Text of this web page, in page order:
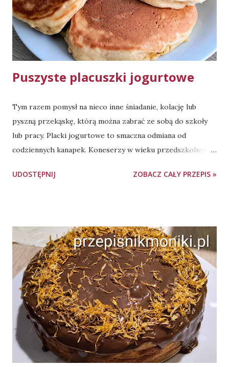
chcemy użyć piersi z indyka, należy wymieszać ją z innym z
wcześniej podanych rodzajów mięsa - pasztet nie będzie
wtedy suchy) 1 pęczek włoszczyzny do 2 l wody 1 łyżka soli
lub przyprawy uniwersalnej 1 płaska łyżeczka pie...
Puszyste placuszki jogurtowe
Tym razem pomysł na nieco inne śniadanie, kolację lub
pyszną przekąskę, którą można zabrać ze sobą do szkoły
lub pracy. Placki jogurtowe to smaczna odmiana od
codziennych kanapek. Koneserzy w wieku przedszkolnym
w towarzystwie dżemu lub syropu klonowego. Z podanych
jajka 1,5 łyżki cukru waniliowego 275 g mąki pszennej (typ
dowolny, użyłam 405) 2,5 łyżeczki proszku do pieczenia 1
płaska łyżeczka sody masło lub olej do przesmarowania
patelni ulubione dodatki (np. dżem, krem czekoladowy,
syrop klonowy) Wykonanie: W większej misce mieszamy
razem jajka, jogurt naturalny i cukier waniliowy. Do masy
jajeczno-jogurtowej dodajemy mąkę, proszek do pieczenia
oraz sodę. Mieszamy na jednolitą masę. Odstawiamy.
Rozgrzewamy patelnię. Smarujemy ją tłuszczem (nie p...
UDOSTĘPNIJ ZOBACZ CAŁY PRZEPIS »